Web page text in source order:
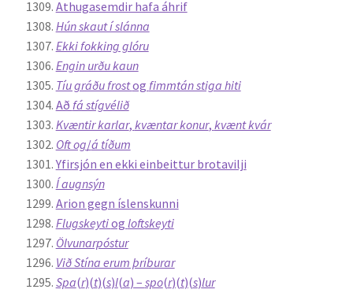
Athugasemdir hafa áhrif
Hún skaut í slánna
Ekki fokking glóru
Engin urðu kaun
Tíu gráðu frostog fimmtán stiga hiti
Að fá stígvélið
Kvæntir karlar, kvæntar konur, kvænt kvár
Oft og/á tíðum
Yfirsjón en ekki einbeittur brotavilji
Í augnsýn
Arion gegn íslenskunni
Flugskeytiog loftskeyti
Ölvunarpóstur
Við Stína erum þríburar
Spa(r)(t)(s)l(a) – spo(r)(t)(s)lur